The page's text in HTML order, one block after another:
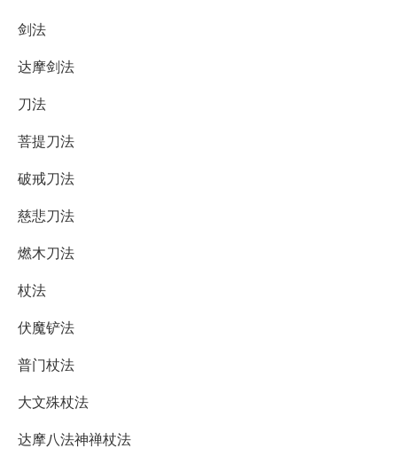
剑法
达摩剑法
刀法
菩提刀法
破戒刀法
慈悲刀法
燃木刀法
杖法
伏魔铲法
普门杖法
大文殊杖法
达摩八法神禅杖法